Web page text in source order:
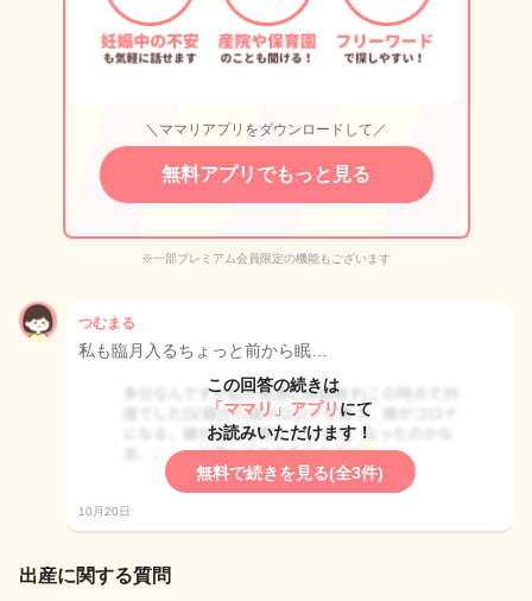
＼ママリアプリをダウンロードして／
無料アプリでもっと見る
※一部プレミアム会員限定の機能もございます
つむまる
私も臨月入るちょっと前から眠…
この回答の続きは
「ママリ」アプリ にて
お読みいただけます！
無料で続きを見る(全3件)
10月20日
出産に関する質問